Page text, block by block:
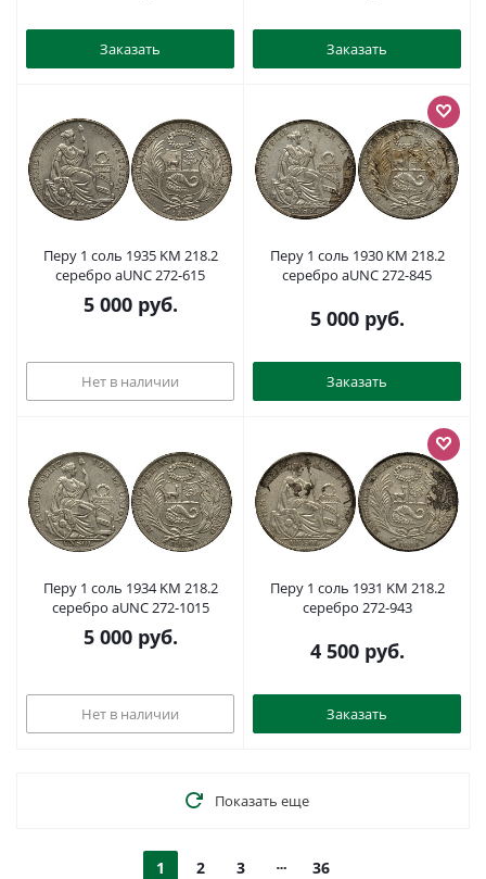
Заказать Заказать
Перу 1 соль 1935 KM 218.2
серебро aUNC 272-615
5 000руб.
Нет в наличии
Перу 1 соль 1930 KM 218.2
серебро aUNC 272-845
5 000руб.
Заказать
Перу 1 соль 1934 KM 218.2
серебро aUNC 272-1015
5 000руб.
Нет в наличии
Перу 1 соль 1931 KM 218.2
серебро 272-943
4 500руб.
Заказать
Показать еще
1 2 3 36